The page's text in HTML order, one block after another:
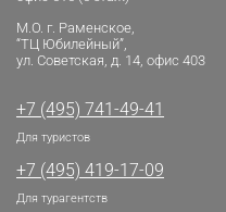
М.О. г. Раменское,
“ТЦ Юбилейный”,
ул. Советская, д. 14, офис 403
+7 (495) 741-49-41
Для туристов
+7 (495) 419-17-09
Для турагентств